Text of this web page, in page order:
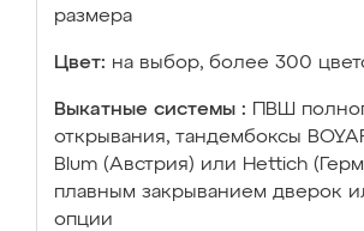
размера
Цвет: на выбор, более 300
Выкатные системы :
ПВШ
открывания, тандембоксы
Blum (Австрия) или Hettich
плавным закрыванием дверок
опции